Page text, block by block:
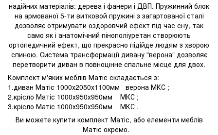
надійних матеріалів: дерева і фанери і ДВП. Пружинний блок
на армованої 5-ти витковой пружині з загартованої сталі
дозволяє отримувати оздоровчий ефект під час сну, так
само як і анатомічний пінополіуретан створюють
ортопедичний ефект, що прекрасно підійде людям з хворою
спиною. Система трансформації дивану "верона" дозволяє
перетворити диван в повноцінне спальне місце для двох.
Комплект м'яких меблів Матіс складається з:
1.диван Матіс 1000х2050х1100мм верона МКС ;
2.крісло Матіс 1000х950х950мм МКС ;
3.крісло Матіс 1000х950х950мм МКС .
Ви можете купити комплект Матіс, або елементи меблів
Матіс окремо.